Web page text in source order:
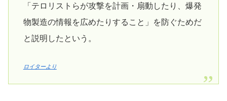
「テロリストらが攻撃を計画・扇動したり、爆発
物製造の情報を広めたりすること」を防ぐためだ
と説明したという。
ロイターより